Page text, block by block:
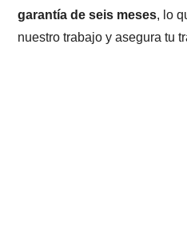
garantía de seis meses, lo
nuestro trabajo y asegura tu